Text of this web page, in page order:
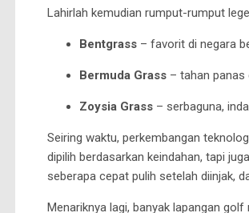
Lahirlah kemudian rumput-rumput
Bentgrass – favorit di negara
Bermuda Grass – tahan panas
Zoysia Grass – serbaguna,
Seiring waktu, perkembangan
dipilih berdasarkan keindahan, tapi
seberapa cepat pulih setelah diinjak,
Menariknya lagi, banyak lapangan